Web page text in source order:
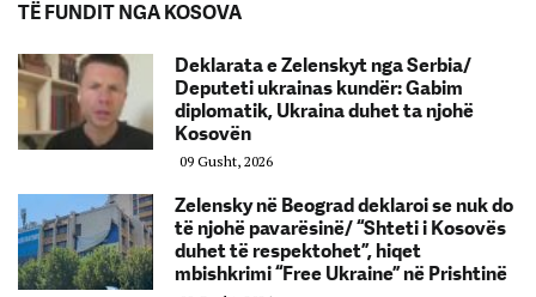
TË FUNDIT NGA KOSOVA
Deklarata e Zelenskyt nga Serbia/
Deputeti ukrainas kundër: Gabim
diplomatik, Ukraina duhet ta njohë
Kosovën
09 Gusht, 2026
Zelensky në Beograd deklaroi se nuk do
të njohë pavarësinë/ “Shteti i Kosovës
duhet të respektohet”, hiqet
mbishkrimi “Free Ukraine” në Prishtinë